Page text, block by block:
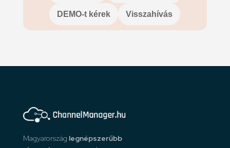
DEMO-t kérek Visszahívás
Magyarország legnépszerűbb